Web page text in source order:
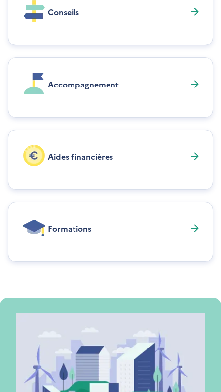
Conseils
Accompagnement
Aides financières
Formations